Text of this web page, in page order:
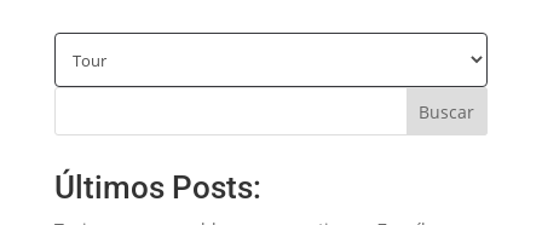
Buscar
Últimos Posts: